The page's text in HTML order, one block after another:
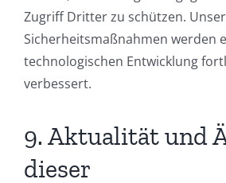
Zugriff Dritter zu schützen.
Sicherheitsmaßnahmen werden
technologischen Entwicklung
verbessert.
9. Aktualität und
dieser